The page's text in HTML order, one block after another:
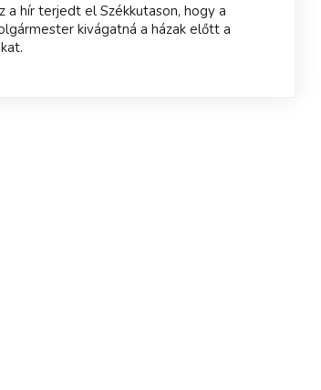
a hír terjedt el Székkutason, hogy a
kivágatná a házak előtt a